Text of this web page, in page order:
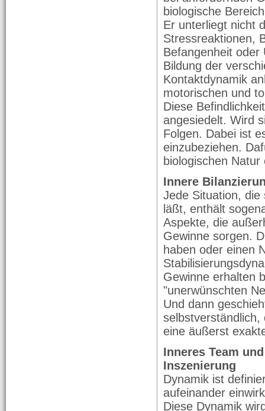
biologische
Er unterliegt nicht
Stressreaktionen,
Befangenheit oder
Bildung der
Kontaktdynamik
motorischen und
Diese
angesiedelt. Wird
Folgen. Dabei ist
einzubeziehen.
biologischen
Innere
Jede Situation, die
läßt, enthält
Aspekte, die
Gewinne sorgen.
haben oder einen
Gewinne erhalten
"unerwünschten
Und dann
selbstverständlich,
eine äußerst
Inneres Team
Inszenierung
Dynamik ist
aufeinander
Diese Dynamik